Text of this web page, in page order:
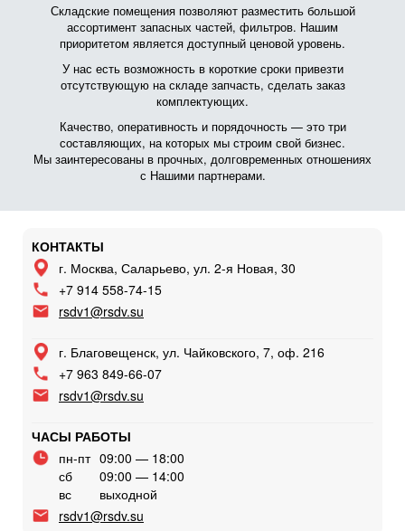
Складские помещения позволяют разместить большой
ассортимент запасных частей, фильтров. Нашим
приоритетом является доступный ценовой уровень.
У нас есть возможность в короткие сроки привезти
отсутствующую на складе запчасть, сделать заказ
комплектующих.
Качество, оперативность и порядочность — это три
составляющих, на которых мы строим свой бизнес.
Мы заинтересованы в прочных, долговременных отношениях
с Нашими партнерами.
КОНТАКТЫ
г. Москва, Саларьево, ул. 2-я Новая, 30
+7 914 558-74-15
rsdv1@rsdv.su
г. Благовещенск, ул. Чайковского, 7, оф. 216
+7 963 849-66-07
rsdv1@rsdv.su
ЧАСЫ РАБОТЫ
пн-пт 09:00 — 18:00
сб
09:00 — 14:00
вс
выходной
rsdv1@rsdv.su